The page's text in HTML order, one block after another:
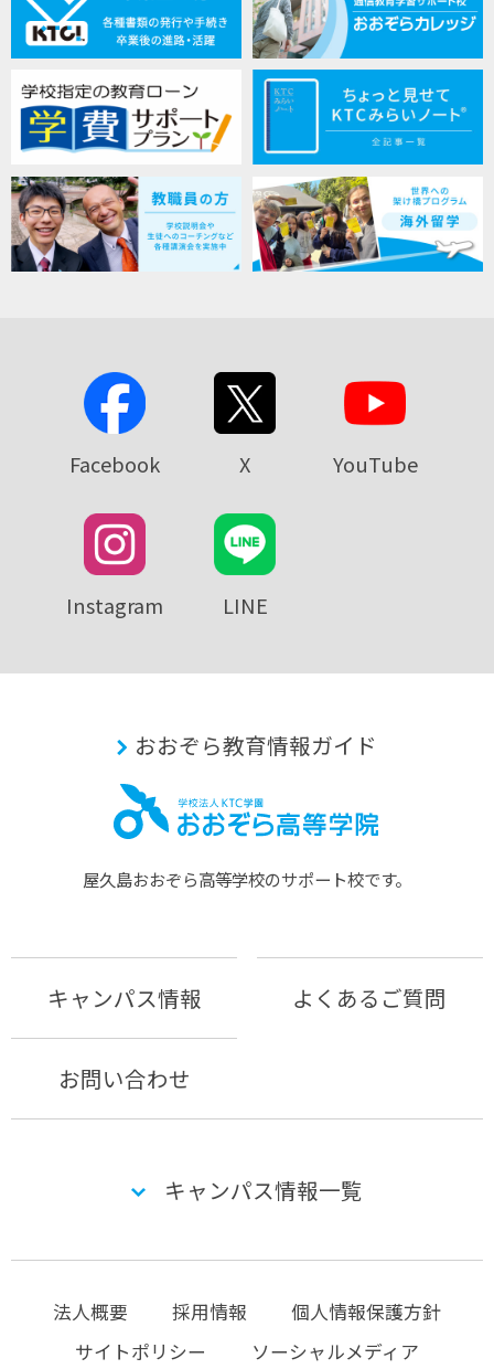
Facebook X YouTube
Instagram LINE
おおぞら教育情報ガイド
屋久島おおぞら⾼等学校のサポート校です。
キャンパス情報 よくあるご質問
お問い合わせ
キャンパス情報一覧
法人概要 採用情報
個人情報保護方針
サイトポリシー
ソーシャルメディア